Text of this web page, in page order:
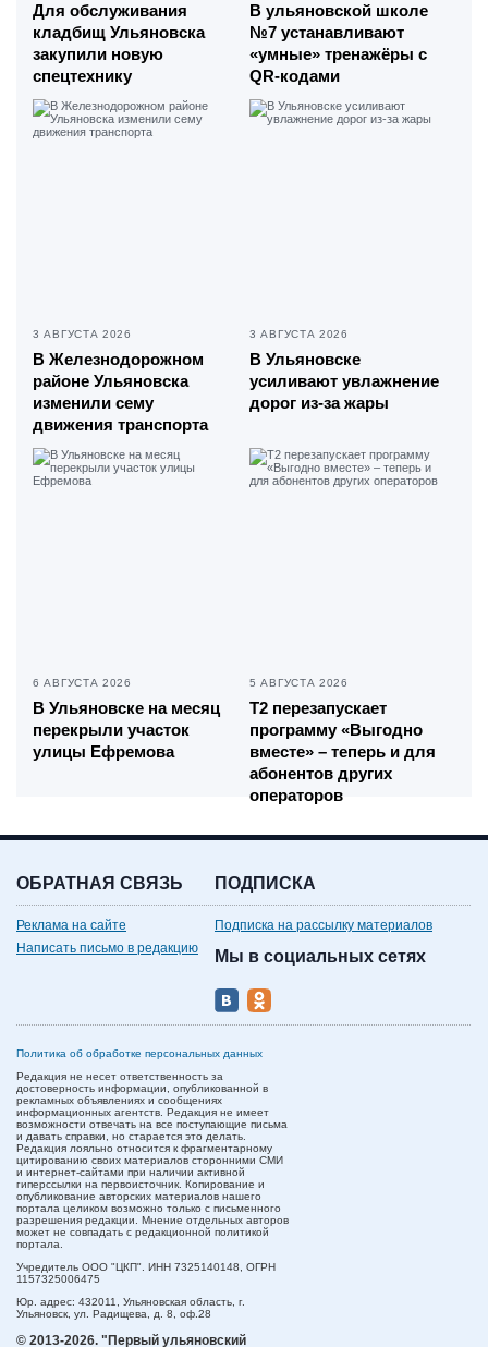
Для обслуживания
кладбищ Ульяновска
закупили новую
спецтехнику
В ульяновской школе
№7 устанавливают
«умные» тренажёры с
QR-кодами
3 АВГУСТА 2026
В Железнодорожном
районе Ульяновска
изменили сему
движения транспорта
3 АВГУСТА 2026
В Ульяновске
усиливают увлажнение
дорог из-за жары
6 АВГУСТА 2026
В Ульяновске на месяц
перекрыли участок
улицы Ефремова
5 АВГУСТА 2026
Т2 перезапускает
программу «Выгодно
вместе» – теперь и для
абонентов других
операторов
ОБРАТНАЯ СВЯЗЬ
Реклама на сайте
Написать письмо в редакцию
ПОДПИСКА
Подписка на рассылку материалов
Мы в социальных сетях
Политика об обработке персональных данных
Редакция не несет ответственность за
достоверность информации, опубликованной в
рекламных объявлениях и сообщениях
информационных агентств. Редакция не имеет
возможности отвечать на все поступающие письма
и давать справки, но старается это делать.
Редакция лояльно относится к фрагментарному
цитированию своих материалов сторонними СМИ
и интернет-сайтами при наличии активной
гиперссылки на первоисточник. Копирование и
опубликование авторских материалов нашего
портала целиком возможно только с письменного
разрешения редакции. Мнение отдельных авторов
может не совпадать с редакционной политикой
портала.
Учредитель ООО "ЦКП". ИНН 7325140148, ОГРН
1157325006475
Юр. адрес: 432011, Ульяновская область, г.
Ульяновск, ул. Радищева, д. 8, оф.28
© 2013-2026. "Первый ульяновский